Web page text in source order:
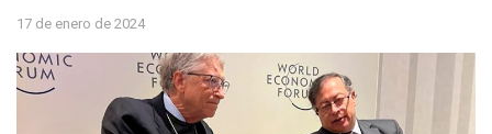
17 de enero de 2024